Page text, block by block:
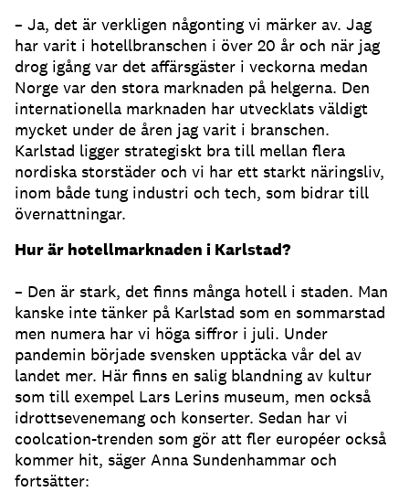
– Ja, det är verkligen någonting vi märker av. Jag
har varit i hotellbranschen i över 20 år och när jag
drog igång var det affärsgäster i veckorna medan
Norge var den stora marknaden på helgerna. Den
internationella marknaden har utvecklats väldigt
mycket under de åren jag varit i branschen.
Karlstad ligger strategiskt bra till mellan flera
nordiska storstäder och vi har ett starkt näringsliv,
inom både tung industri och tech, som bidrar till
övernattningar.
Hur är hotellmarknaden i Karlstad?
– Den är stark, det finns många hotell i staden. Man
kanske inte tänker på Karlstad som en sommarstad
men numera har vi höga siffror i juli. Under
pandemin började svensken upptäcka vår del av
landet mer. Här finns en salig blandning av kultur
som till exempel Lars Lerins museum, men också
idrottsevenemang och konserter. Sedan har vi
coolcation-trenden som gör att fler européer också
kommer hit, säger Anna Sundenhammar och
fortsätter: